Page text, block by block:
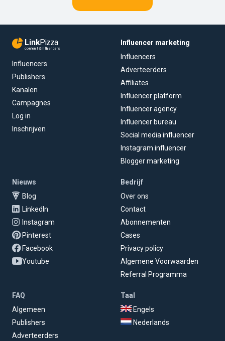
LinkPizza
content & influencers
Influencers
Publishers
Kanalen
Campagnes
Log in
Inschrijven
Influencer marketing
Influencers
Adverteerders
Affiliates
Influencer platform
Influencer agency
Influencer bureau
Social media influencer
Instagram influencer
Blogger marketing
Nieuws
Blog
LinkedIn
Instagram
Pinterest
Facebook
Youtube
Bedrijf
Over ons
Contact
Abonnementen
Cases
Privacy policy
Algemene Voorwaarden
Referral Programma
FAQ
Algemeen
Publishers
Adverteerders
Taal
Engels
Nederlands